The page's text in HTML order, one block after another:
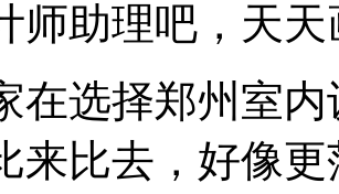
师助理吧，天
选择郑州室内
来比去，好像